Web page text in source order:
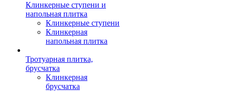
Клинкерные ступени и
напольная плитка
Клинкерные ступени
Клинкерная
напольная плитка
Тротуарная плитка,
брусчатка
Клинкерная
брусчатка